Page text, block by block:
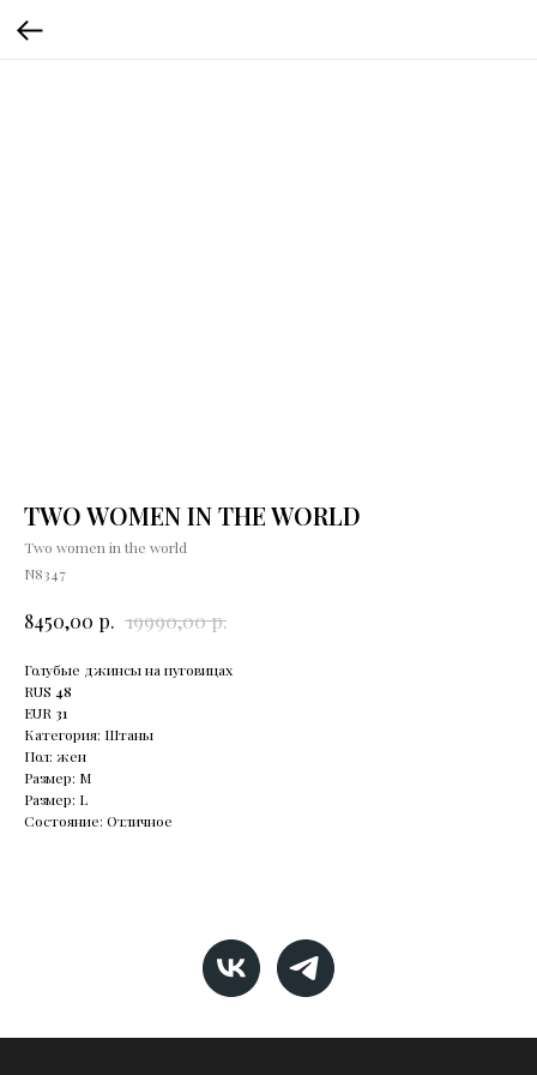
TWO WOMEN IN THE WORLD
Two women in the world
N8347
8450,00 р. 19990,00р.
Голубые джинсы на пуговицах
RUS 48
EUR 31
Категория: Штаны
Пол: жен
Размер: М
Размер: L
Состояние: Отличное